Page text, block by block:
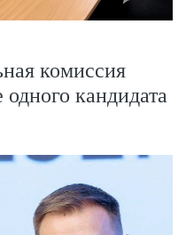
комиссия
кандидата